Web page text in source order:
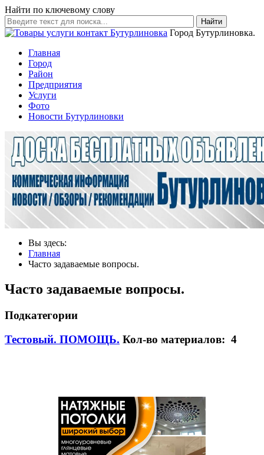
Найти по ключевому слову
Найти
Город Бутурлиновка.
Главная
Город
Район
Предприятия
Услуги
Фото
Новости Бутурлиновки
Вы здесь:
Главная
Часто задаваемые вопросы.
Часто задаваемые вопросы.
Подкатегории
Тестовый. ПОМОЩЬ. Кол-во материалов: 4